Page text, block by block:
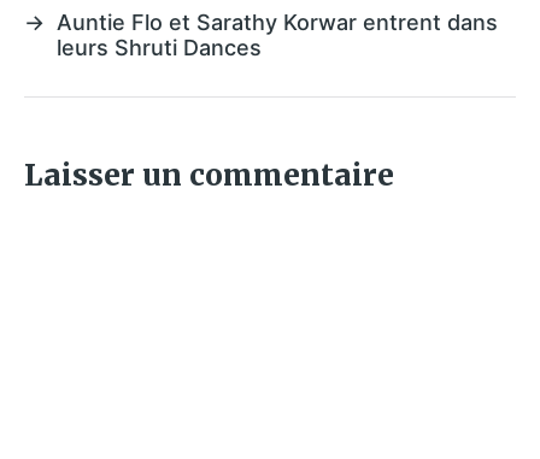
→ Auntie Flo et Sarathy Korwar entrent dans
leurs Shruti Dances
Laisser un commentaire